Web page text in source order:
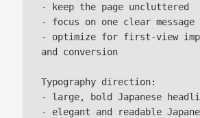
- keep the page uncluttered
- focus on one clear message
- optimize for first-view
and conversion
Typography direction:
- large, bold Japanese
- elegant and readable